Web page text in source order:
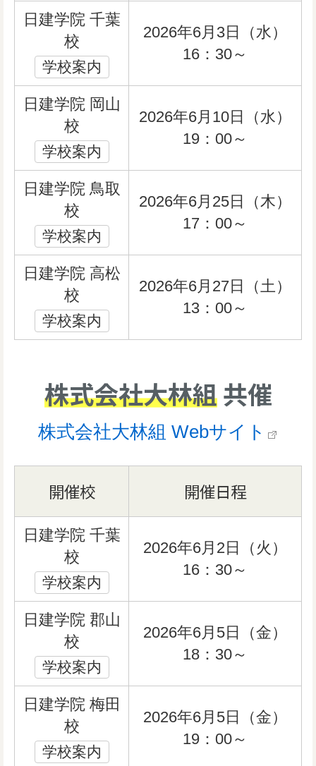
日建学院 千葉
校
学校案内
2026年6月3日（水）
16：30～
日建学院 岡山
校
学校案内
2026年6月10日（水）
19：00～
日建学院 鳥取
校
学校案内
2026年6月25日（木）
17：00～
日建学院 高松
校
学校案内
2026年6月27日（土）
13：00～
株式会社大林組共催
株式会社大林組 Webサイト
開催校 開催日程
日建学院 千葉
校
学校案内
2026年6月2日（火）
16：30～
日建学院 郡山
校
学校案内
2026年6月5日（金）
18：30～
日建学院 梅田
校
学校案内
2026年6月5日（金）
19：00～